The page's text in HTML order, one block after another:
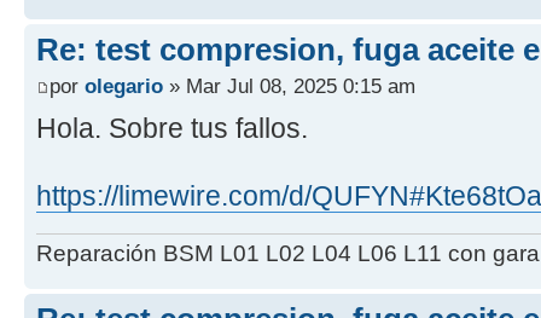
Re: test compresion, fuga aceite
por olegario » Mar Jul 08, 2025 0:15 am
Hola. Sobre tus fallos.
https://limewire.com/d/
Reparación BSM L01 L02 L04 L06 L11 con